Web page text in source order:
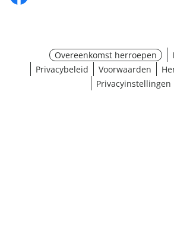
Overeenkomst herroepen
Privacybeleid
Voorwaarden
Privacyinstellingen